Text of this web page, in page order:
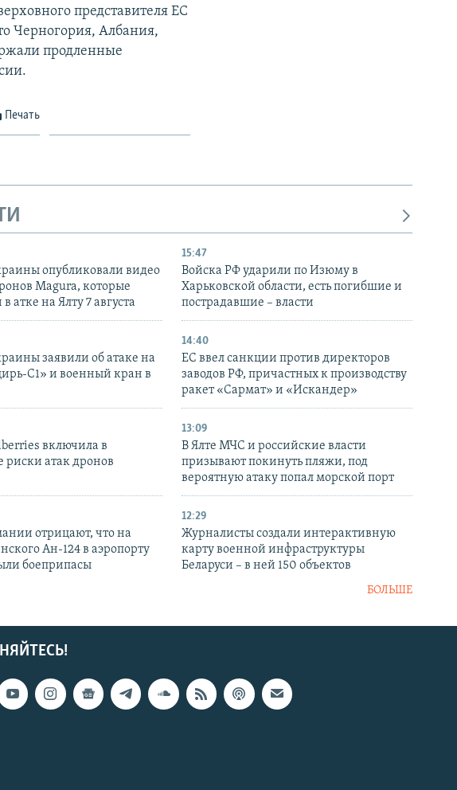
представителя ЕС
Черногория, Албания,
продленные
Печать
опубликовали видео
Magura, которые
атке на Ялту 7 августа
15:47
Войска РФ ударили по Изюму в
Харьковской области, есть погибшие и
пострадавшие – власти
заявили об атаке на
С1» и военный кран в
14:40
ЕС ввел санкции против директоров
заводов РФ, причастных к производству
ракет «Сармат» и «Искандер»
включила в
риски атак дронов
13:09
В Ялте МЧС и российские власти
призывают покинуть пляжи, под
вероятную атаку попал морской порт
отрицают, что на
Ан-124 в аэропорту
боеприпасы
12:29
Журналисты создали интерактивную
карту военной инфраструктуры
Беларуси – в ней 150 объектов
БОЛЬШЕ